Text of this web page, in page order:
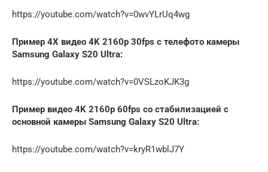
https://youtube.com/watch?v=0wvYLrUq4wg
Пример 4Х видео 4K 2160p 30fps с телефото камеры
Samsung Galaxy S20 Ultra:
https://youtube.com/watch?v=0VSLzoKJK3g
Пример видео 4K 2160p 60fps со стабилизацией с
основной камеры Samsung Galaxy S20 Ultra:
https://youtube.com/watch?v=kryR1wblJ7Y